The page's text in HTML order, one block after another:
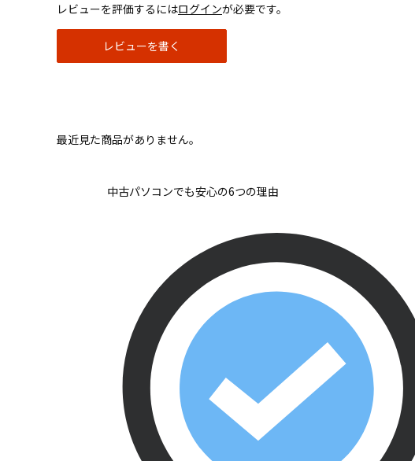
レビューを評価するにはログインが必要です。
レビューを書く
最近見た商品がありません。
中古パソコンでも安心の6つの理由